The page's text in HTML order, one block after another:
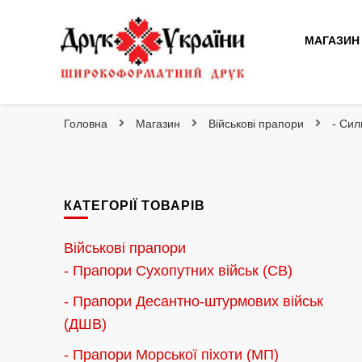
МАГАЗИН
Головна Магазин Військові прапори -
КАТЕГОРІЇ ТОВАРІВ
Військові прапори
- Прапори Сухопутних військ (СВ)
- Прапори Десантно-штурмових військ
(ДШВ)
- Прапори Морської піхоти (МП)